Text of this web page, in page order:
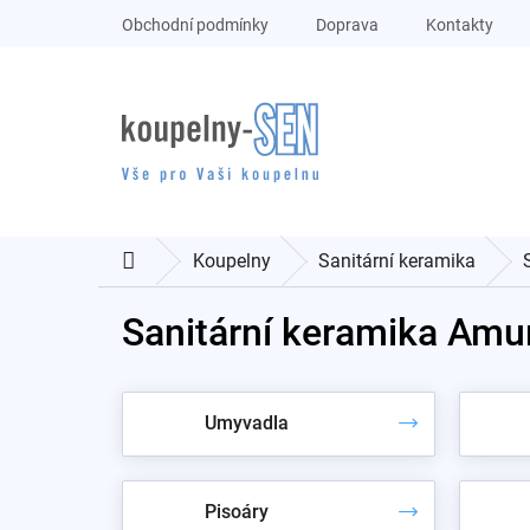
Obchodní podmínky Doprava Kontakty
DomůKoupelny Sanitární keramika
Sanitární keramika
Umyvadla
Pisoáry